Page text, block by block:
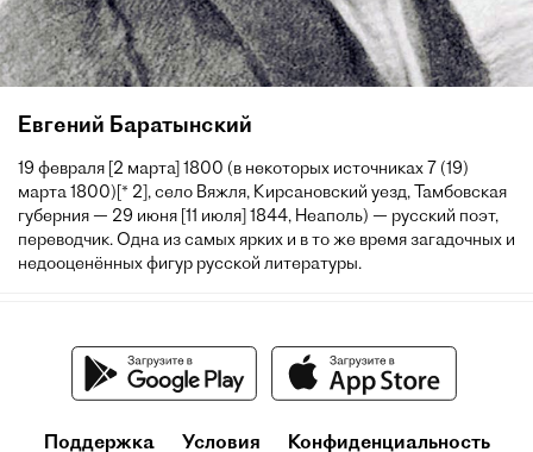
Евгений Баратынский
19 февраля [2 марта] 1800 (в некоторых источниках 7 (19)
марта 1800)[* 2], село Вяжля, Кирсановский уезд, Тамбовская
губерния — 29 июня [11 июля] 1844, Неаполь) — русский поэт,
переводчик. Одна из самых ярких и в то же время загадочных и
недооценённых фигур русской литературы.
Поддержка Условия Конфиденциальность